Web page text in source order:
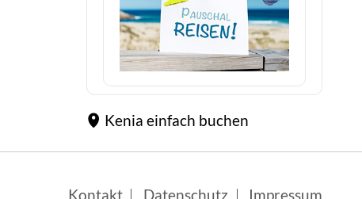
Kenia einfach buchen
Navigation
Kontakt Datenschutz Impressum